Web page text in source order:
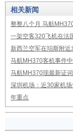
相关新闻
整整八个月 马航
一架空客320飞机在法
新西兰空军在珀斯附近
马航MH370客机事件
马航MH370现最新证
深圳机场：近30家机
年重点